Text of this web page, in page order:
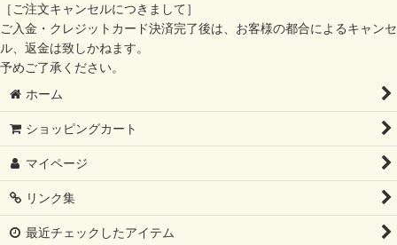
［ご注文キャンセルにつきまして］
ご入金・クレジットカード決済完了後は、お客様の都合によるキャンセ
ル、返金は致しかねます。
予めご了承ください。
ホーム
ショッピングカート
マイページ
リンク集
最近チェックしたアイテム